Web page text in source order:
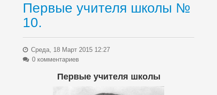
Первые учителя школы №
10.
Среда, 18 Март 2015 12:27
0 комментариев
Первые учителя школы